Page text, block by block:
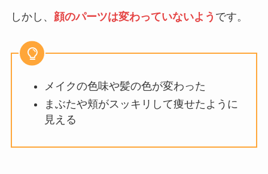
しかし、 顔のパーツは変わっていないよう です。
メイクの色味や髪の色が変わった
まぶたや頬がスッキリして痩せたように
見える